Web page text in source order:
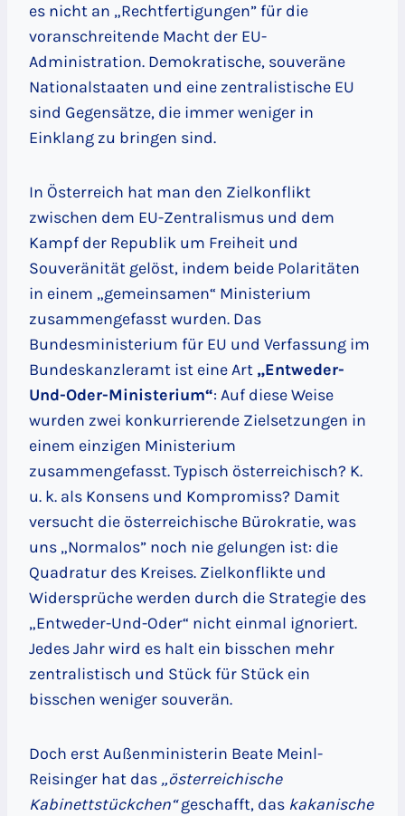
es nicht an „Rechtfertigungen” für die
voranschreitende Macht der EU-
Administration. Demokratische, souveräne
Nationalstaaten und eine zentralistische EU
sind Gegensätze, die immer weniger in
Einklang zu bringen sind.
In Österreich hat man den Zielkonflikt
zwischen dem EU-Zentralismus und dem
Kampf der Republik um Freiheit und
Souveränität gelöst, indem beide Polaritäten
in einem „gemeinsamen“ Ministerium
zusammengefasst wurden. Das
Bundesministerium für EU und Verfassung im
Bundeskanzleramt ist eine Art „Entweder-
Und-Oder-Ministerium“: Auf diese Weise
wurden zwei konkurrierende Zielsetzungen in
einem einzigen Ministerium
zusammengefasst. Typisch österreichisch? K.
u. k. als Konsens und Kompromiss? Damit
versucht die österreichische Bürokratie, was
uns „Normalos” noch nie gelungen ist: die
Quadratur des Kreises. Zielkonflikte und
Widersprüche werden durch die Strategie des
„Entweder-Und-Oder“ nicht einmal ignoriert.
Jedes Jahr wird es halt ein bisschen mehr
zentralistisch und Stück für Stück ein
bisschen weniger souverän.
Doch erst Außenministerin Beate Meinl-
Reisinger hat das „österreichische
Kabinettstückchen“geschafft, das kakanische